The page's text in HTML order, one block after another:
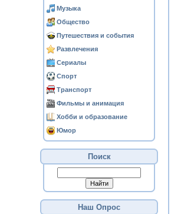
Музыка
Общество
Путешествия и события
Развлечения
Сериалы
Спорт
Транспорт
Фильмы и анимация
Хобби и образование
Юмор
Поиск
Наш Опрос